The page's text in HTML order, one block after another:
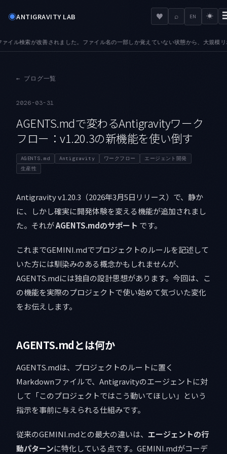
◉ANTIGRAVITY LAB ♥ ⌕ EN ☀
ファイル名の一部しか覚えていない状態から、大規模リポジトリでも目的のファイ
← ブログ一覧
2026-03-31
AGENTS.mdで変わるAntigravityワーク
フロー：v1.20.3の新機能を使い倒す
AGENTS.md Antigravity ワークフロー
エージェント開発
生産性
Antigravity v1.20.3（2026年3月5日リリース）で、静か
に、しかし確実に開発体験を変える機能が追加されまし
た。それがAGENTS.mdのサポート です。
これまでGEMINI.mdでプロジェクトのルールを記述して
いた方には馴染みのある概念かもしれませんが、
AGENTS.mdには独自の設計思想があります。今回は、こ
の機能を実際のプロジェクトで使い始めて気づいた変化
をお伝えします。
AGENTS.mdとは何か
AGENTS.mdは、プロジェクトのルートに置く
Markdownファイルで、Antigravityのエージェントに対
して「このプロジェクトではこう動いてほしい」という
指示を事前に与えられる仕組みです。
従来のGEMINI.mdとの最大の違いは、 エージェントの行
動パターンに特化している点です。GEMINI.mdがコーデ